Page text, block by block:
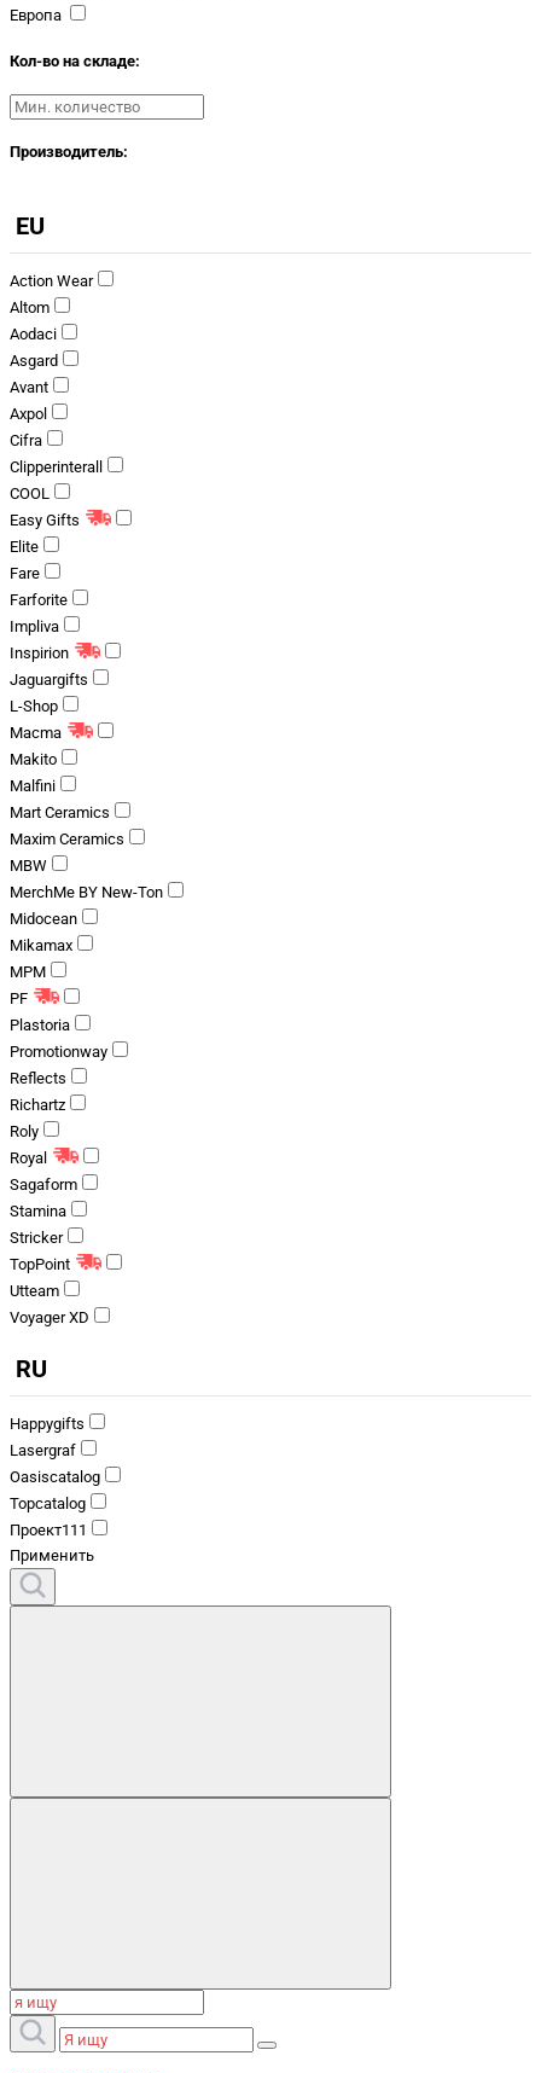
Европа
Кол-во на складе:
Производитель:
EU
Action Wear
Altom
Aodaci
Asgard
Avant
Axpol
Cifra
Clipperinterall
COOL
Easy Gifts
Elite
Fare
Farforite
Impliva
Inspirion
Jaguargifts
L-Shop
Macma
Makito
Malfini
Mart Ceramics
Maxim Ceramics
MBW
MerchMe BY New-Ton
Midocean
Mikamax
MPM
PF
Plastoria
Promotionway
Reflects
Richartz
Roly
Royal
Sagaform
Stamina
Stricker
TopPoint
Utteam
Voyager XD
RU
Happygifts
Lasergraf
Oasiscatalog
Topcatalog
Проект111
Применить